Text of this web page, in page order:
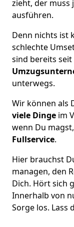
zieht, der muss
ausführen.
Denn nichts ist
schlechte
sind bereits seit
unterwegs.
Wir können als
viele Dinge im
wenn Du
Fullservice.
Hier brauchst
managen, den
Dich. Hört sich
Innerhalb von
Sorge los. Lass